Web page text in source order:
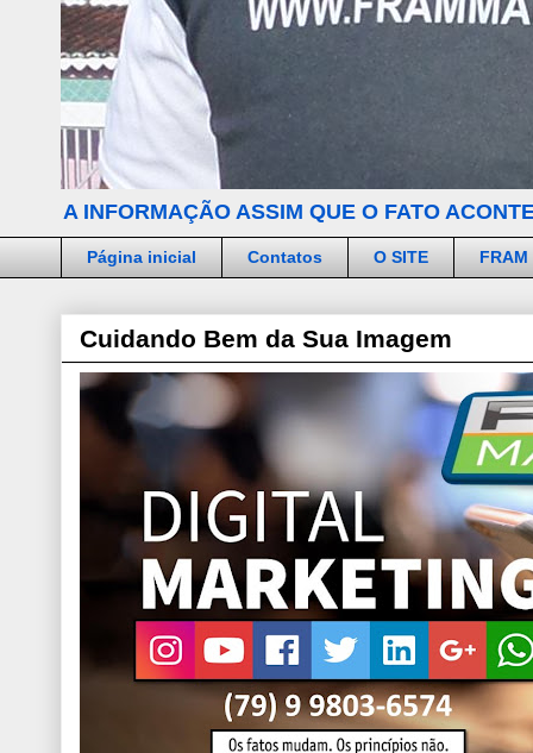
A INFORMAÇÃO ASSIM QUE O FATO
Página inicial Contatos O SITE FRAM
Cuidando Bem da Sua Imagem